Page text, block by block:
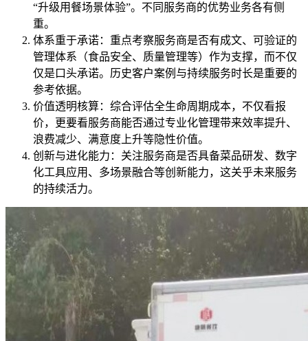
“升级用餐场景体验”。不同服务商的优势业务各有侧
重。
体系重于承诺：重点考察服务商是否有成文、可验证的
管理体系（食品安全、质量管理等）作为支撑，而不仅
仅是口头承诺。历史客户案例与持续服务时长是重要的
参考依据。
价值透明核算：综合评估全生命周期成本，不仅看报
价，更要看服务商能否通过专业化管理带来效率提升、
浪费减少、满意度上升等隐性价值。
创新与进化能力：关注服务商是否具备菜品研发、数字
化工具应用、多场景融合等创新能力，这关乎未来服务
的持续活力。